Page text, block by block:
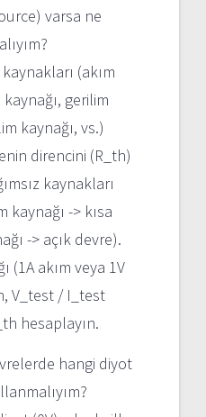
varsa ne
kaynakları (akım
gerilim
kaynağı, vs.)
direncini (R_th)
kaynakları
kaynağı -> kısa
-> açık devre).
(1A akım veya 1V
V_test / I_test
hesaplayın.
hangi diyot